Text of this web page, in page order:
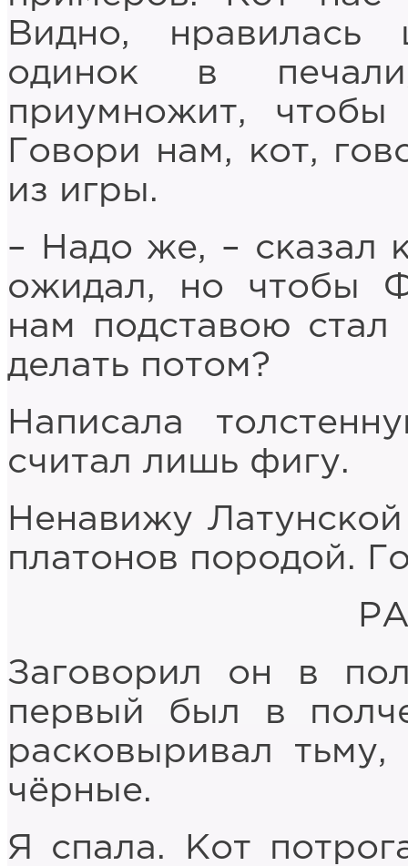
Видно,
одинок в
приумножит,
Говори нам, кот,
из игры.
– Надо же, – сказал
ожидал, но чтобы
нам подставою
делать потом?
Написала
считал лишь фигу.
Ненавижу
платонов породой.
Заговорил он в
первый был в
расковыривал
чёрные.
Я спала. Кот